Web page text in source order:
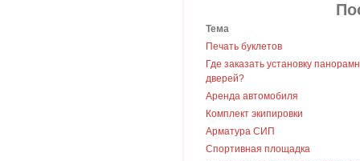
Тема
Печать буклетов
Где заказать установку
дверей?
Аренда автомобиля
Комплект экипировки
Арматура СИП
Спортивная площадка